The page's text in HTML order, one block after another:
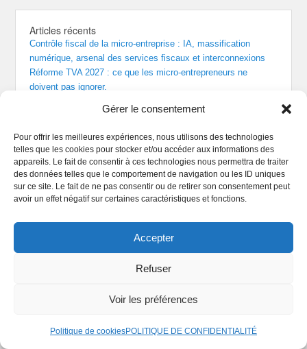
Gérer le consentement
Pour offrir les meilleures expériences, nous utilisons des technologies
telles que les cookies pour stocker et/ou accéder aux informations des
appareils. Le fait de consentir à ces technologies nous permettra de traiter
des données telles que le comportement de navigation ou les ID uniques
sur ce site. Le fait de ne pas consentir ou de retirer son consentement peut
avoir un effet négatif sur certaines caractéristiques et fonctions.
Accepter
Refuser
Voir les préférences
Politique de cookiesPOLITIQUE DE CONFIDENTIALITÉ
Articles récents
Contrôle fiscal de la micro-entreprise : IA, massification
numérique, arsenal des services fiscaux et interconnexions
Réforme TVA 2027 : ce que les micro-entrepreneurs ne
doivent pas ignorer.
micro-entrepreneurs change au 1er septembre
le plus bas est souvent le plus cher
Facturation réglementaire en micro-entreprise : le guide
complet pour une légalité et une conformité totale
Abonnez-vous à ce site par email.
Saisissez votre adresse email pour vous abonner à ce
nouvel article par email.